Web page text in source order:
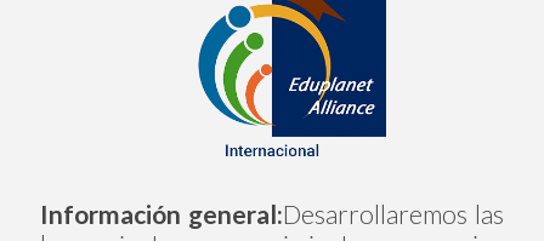
Información general:Desarrollaremos las